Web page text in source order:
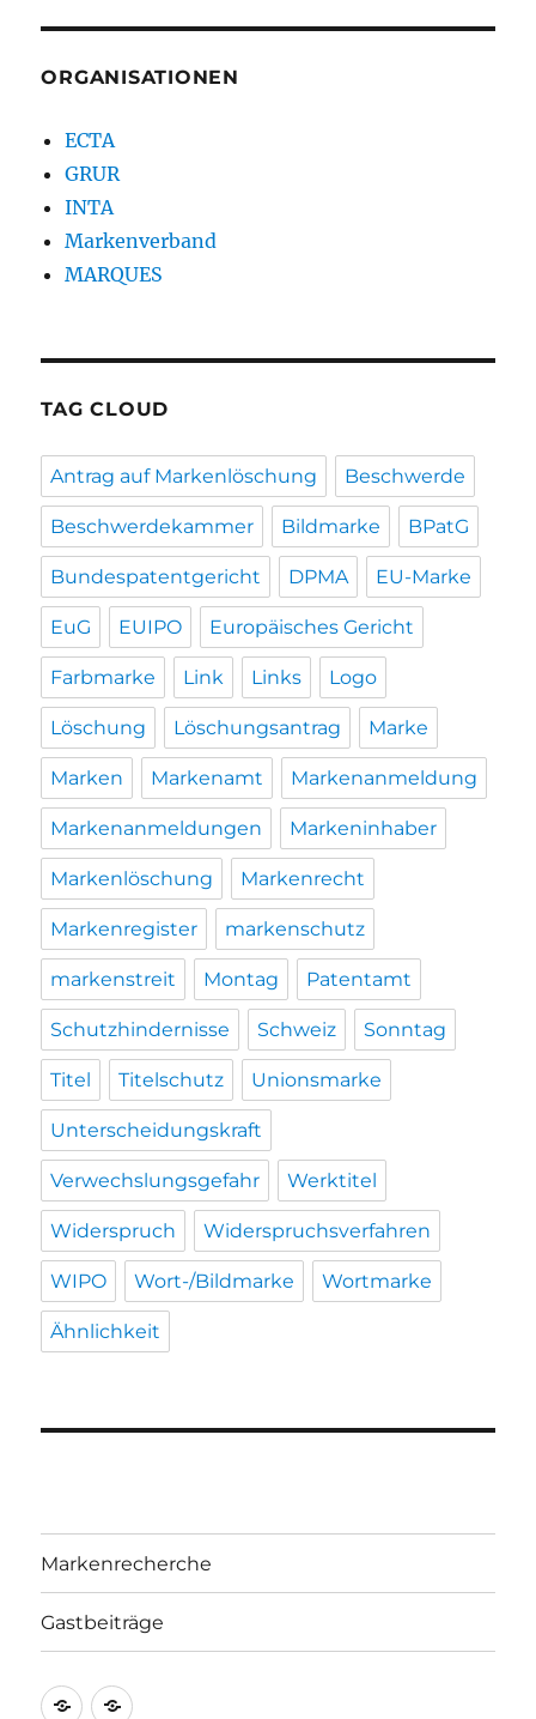
ORGANISATIONEN
ECTA
GRUR
INTA
Markenverband
MARQUES
TAG CLOUD
Antrag auf Markenlöschung Beschwerde
Beschwerdekammer Bildmarke BPatG
Bundespatentgericht DPMA EU-Marke
EuG EUIPO Europäisches Gericht
Farbmarke Link Links Logo
Löschung Löschungsantrag Marke
Marken Markenamt Markenanmeldung
Markenanmeldungen Markeninhaber
Markenlöschung Markenrecht
Markenregister markenschutz
markenstreit Montag Patentamt
Schutzhindernisse Schweiz Sonntag
Titel Titelschutz Unionsmarke
Unterscheidungskraft
Verwechslungsgefahr Werktitel
Widerspruch Widerspruchsverfahren
WIPO Wort-/Bildmarke Wortmarke
Ähnlichkeit
Markenrecherche
Gastbeiträge
Markenrecherche
Gastbeiträge